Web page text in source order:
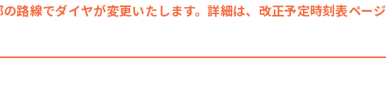
路線でダイヤが変更いたします。詳細は、改正予定時刻表ページ